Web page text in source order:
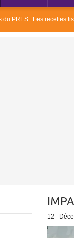
du PRES : Les recettes
12 -